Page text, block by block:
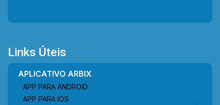
Links Úteis
APLICATIVO ARBIX
APP PARA ANDROID
APP PARA IOS